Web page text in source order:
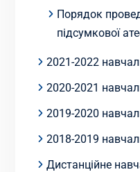
Порядок
підсумкової
2021-2022
2020-2021
2019-2020
2018-2019
Дистанційне